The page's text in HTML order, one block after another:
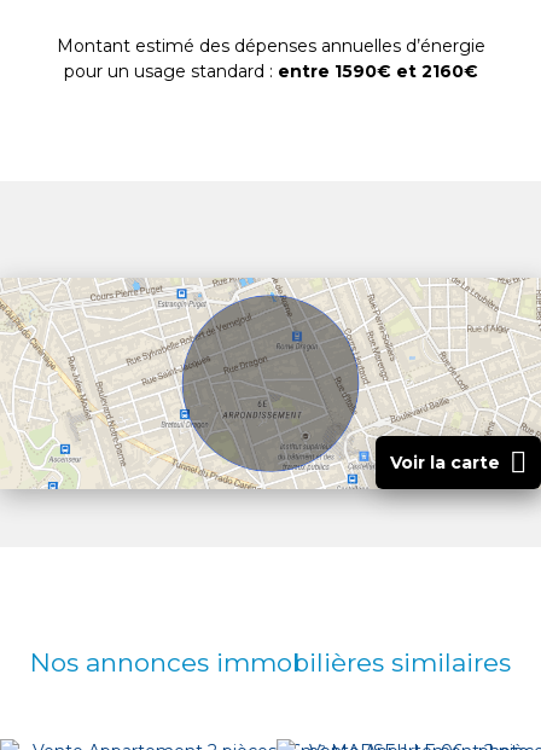
Montant estimé des dépenses annuelles d’énergie
pour un usage standard : entre 1590€ et 2160€
Voir la carte
Nos annonces immobilières similaires